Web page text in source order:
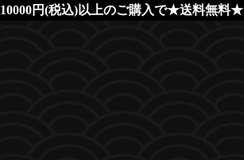
10000円(税込)以上のご購入で★送料無料★